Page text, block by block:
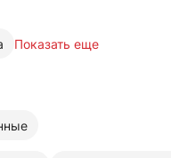
Показать еще